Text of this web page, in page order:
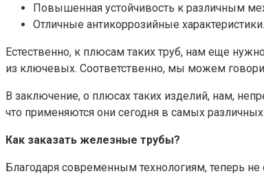
Повышенная устойчивость к различным
Отличные антикоррозийные характеристики.
Естественно, к плюсам таких труб, нам еще
из ключевых. Соответственно, мы можем
В заключение, о плюсах таких изделий, нам,
что применяются они сегодня в самых
Как заказать железные трубы?
Благодаря современным технологиям, теперь не